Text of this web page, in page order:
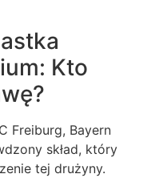
Kto
Freiburg, Bayern
skład, który
tej drużyny.